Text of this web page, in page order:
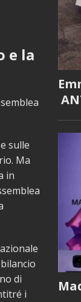
e la
sulle
Ma
in
di
i